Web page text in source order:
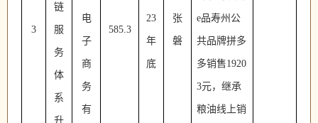
3
链
服
务
体
系
升
电
子
商
务
有
585.3
23
年
底
张
磐
e品寿州公
共品牌拼多
多销售1920
3元，继承
粮油线上销